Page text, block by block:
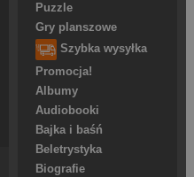
Puzzle
Gry planszowe
Szybka wysyłka
Promocja!
Albumy
Audiobooki
Bajka i baśń
Beletrystyka
Biografie